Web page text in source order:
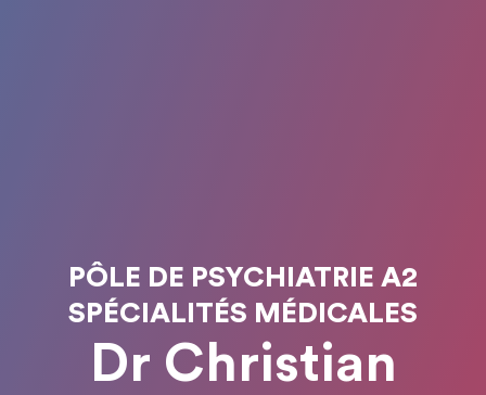
PÔLE DE PSYCHIATRIE A2
SPÉCIALITÉS MÉDICALES
Dr Christian